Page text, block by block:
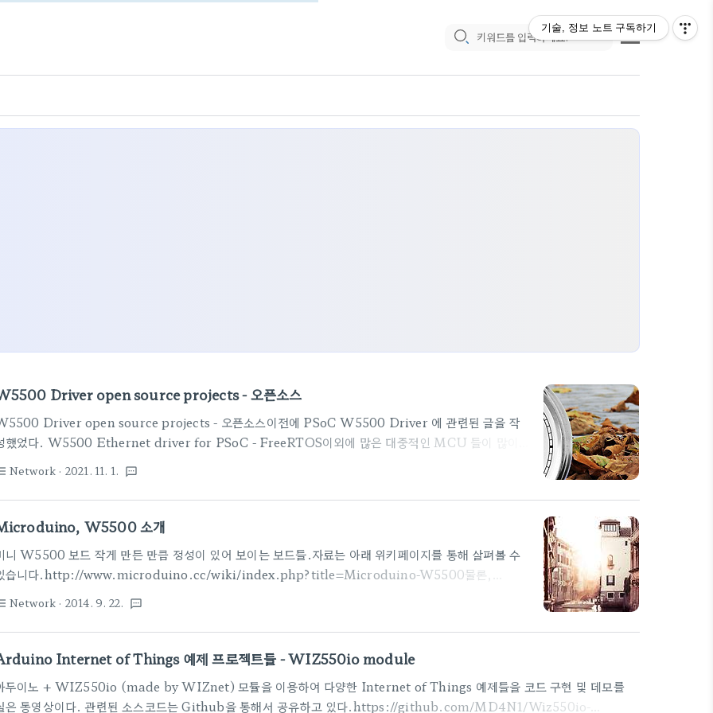
Driver open source projects - 오픈소스
Driver open source projects - 오픈소스이전에 PSoC W5500 Driver 에 관련된 글을 작
했었다. W5500 Ethernet driver for PSoC - FreeRTOS이외에 많은 대중적인 MCU 들이 많이
합 라이브러리는 아래와 같다. https://github.com/Wiznet/ioLibrary_Driver ; SOCKET APIs
BSD & WIZCHIP(W5500 / W5300 / W5200 / W5100) Driver AVR - ATmel- 일단 아
이노 소스를 모두 활용할 수 있다.Arduino Ethernet Github sitehtt..
Network · 2021. 11. 1. textsms
W5500 소개
니 W5500 보드 작게 만든 만큼 정성이 있어 보이는 보드들.자료는 아래 위키페이지를 통해 살펴볼 수
습니다.http://www.microduino.cc/wiki/index.php?title=Microduino-W5500물론,
github.com/Microduino/Microduino_Tutorials/tree/master/Microduino_Libraries/
드웨어 자료도 공개소프트웨어로 오픈하고 있습니다.Eagle PCB File:Microduino-W5500.zip세
Network · 2014. 9. 22. textsms
Internet of Things 예제 프로젝트들 - WIZ550io module
두이노 + WIZ550io (made by WIZnet) 모듈을 이용하여 다양한 Internet of Things 예제들을 코드 구현 및 데모를
은 동영상이다. 관련된 소스코드는 Github을 통해서 공유하고 있다.https://github.com/MD4N1/Wiz550io-
기술, 정보 노트 구독하기